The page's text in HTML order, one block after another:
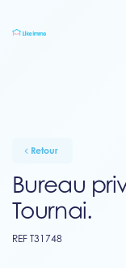
Retour
Bureau
Tournai.
REF T31748